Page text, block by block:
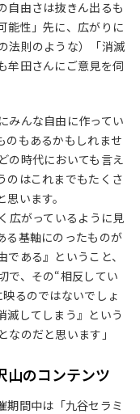
自由さは抜きん出るも
能性」先に、広がりに
法則のような）「消滅
牟田さんにご意見を伺
みんな自由に作ってい
のもあるかもしれませ
の時代においても言え
のはこれまでもたくさ
います。
広がっているように見
る基軸にのったものが
ある』ということ、
で、その“相反してい
るのではないでしょ
滅してしまう』という
のだと思います」
山のコンテンツ
期間中は「九谷セラミ